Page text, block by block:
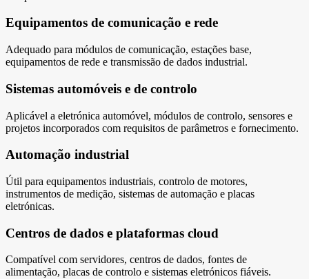
Equipamentos de comunicação e rede
Adequado para módulos de comunicação, estações base,
equipamentos de rede e transmissão de dados industrial.
Sistemas automóveis e de controlo
Aplicável a eletrónica automóvel, módulos de controlo, sensores e
projetos incorporados com requisitos de parâmetros e fornecimento.
Automação industrial
Útil para equipamentos industriais, controlo de motores,
instrumentos de medição, sistemas de automação e placas
eletrónicas.
Centros de dados e plataformas cloud
Compatível com servidores, centros de dados, fontes de
alimentação, placas de controlo e sistemas eletrónicos fiáveis.